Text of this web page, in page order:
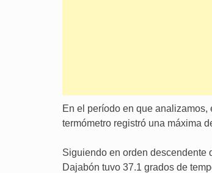
En el período en que analizamos,
termómetro registró una máxima
Siguiendo en orden descendente
Dajabón tuvo 37.1 grados de